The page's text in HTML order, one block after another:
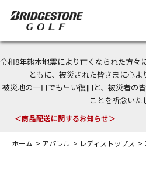
令和8年熊本地震により亡くなられた方々
ともに、被災された皆さまに心よ
被災地の一日でも早い復旧と、被災者の
ことを祈念いた
＜夏季休暇中のご注文・発送・お問い
今なら新規会員登録で1,000円OFFクー
＜商品配送に関するお知らせ＞
ホーム > アパレル > レディストップス >